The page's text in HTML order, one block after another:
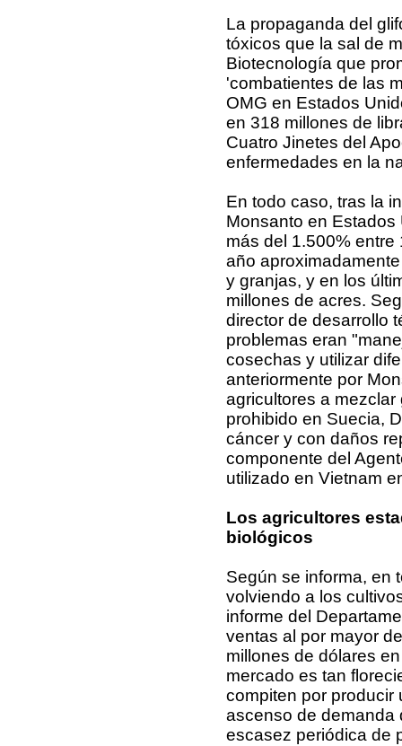
La propaganda del
tóxicos que la sal de
Biotecnología que
'combatientes de las
OMG en Estados
en 318 millones de
Cuatro Jinetes del
enfermedades en la
En todo caso, tras la
Monsanto en
más del 1.500%
año
y granjas, y en los
millones de acres.
director de desarrollo
problemas eran
cosechas y utilizar
anteriormente por
agricultores a
prohibido en Suecia,
cáncer y con daños
componente del
utilizado en Vietnam
Los agricultores
biológicos
Según se informa, en
volviendo a los
informe del
ventas al por mayor
millones de dólares
mercado es tan
compiten por producir
ascenso de demanda
escasez periódica de